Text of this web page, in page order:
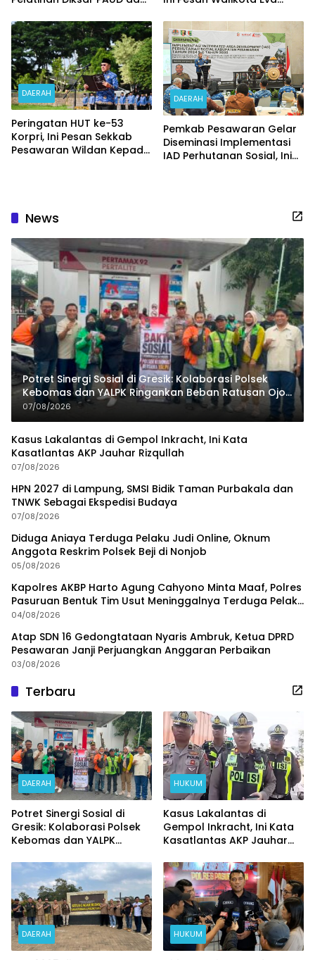
Pertemuan Disdikbud
Pesawaran Capai Rp360
Juta
DAERAH
Peringatan HUT ke-53
Korpri, Ini Pesan Sekkab
Pesawaran Wildan Kepada
DAERAH
Pemkab Pesawaran Gelar
Diseminasi Implementasi
IAD Perhutanan Sosial, Ini
News
Potret Sinergi Sosial di Gresik: Kolaborasi Polsek
Kebomas dan YALPK Ringankan Beban Ratusan Ojol
dan Warga
07/08/2026
Kasus Lakalantas di Gempol Inkracht, Ini Kata
Kasatlantas AKP Jauhar Rizqullah
07/08/2026
HPN 2027 di Lampung, SMSI Bidik Taman Purbakala dan
TNWK Sebagai Ekspedisi Budaya
07/08/2026
Diduga Aniaya Terduga Pelaku Judi Online, Oknum
Anggota Reskrim Polsek Beji di Nonjob
05/08/2026
Kapolres AKBP Harto Agung Cahyono Minta Maaf, Polres
Pasuruan Bentuk Tim Usut Meninggalnya Terduga Pelaku
Judi Online
04/08/2026
Atap SDN 16 Gedongtataan Nyaris Ambruk, Ketua DPRD
Pesawaran Janji Perjuangkan Anggaran Perbaikan
03/08/2026
Terbaru
DAERAH
Potret Sinergi Sosial di
Gresik: Kolaborasi Polsek
Kebomas dan YALPK
Ojol dan Warga
HUKUM
Kasus Lakalantas di
Gempol Inkracht, Ini Kata
Kasatlantas AKP Jauhar
DAERAH HUKUM